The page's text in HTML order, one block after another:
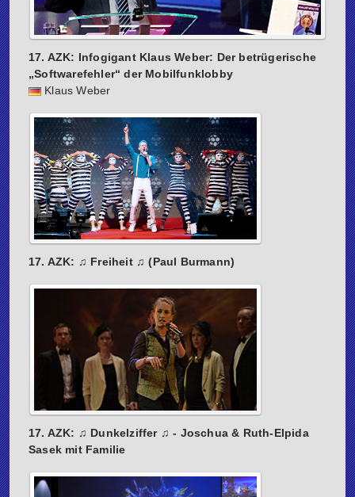
17. AZK: Infogigant Klaus Weber: Der betrügerische
„Softwarefehler“ der Mobilfunklobby
Klaus Weber
17. AZK: ♫ Freiheit ♫ (Paul Burmann)
17. AZK: ♫ Dunkelziffer ♫ - Joschua & Ruth-Elpida
Sasek mit Familie